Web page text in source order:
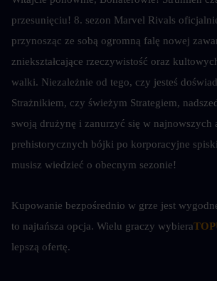
przesunięciu! 8. sezon Marvel Rivals
przynosząc ze sobą ogromną falę nowej
zniekształcające rzeczywistość oraz
walki. Niezależnie od tego, czy jesteś
Strażnikiem, czy świeżym Strategiem,
swoją drużynę i zanurzyć się w najnowszych
prehistorycznych bójki po korporacyjne
musisz wiedzieć o obecnym sezonie!
Kupowanie bezpośrednio w grze jest
to najtańsza opcja. Wielu graczy wybiera
lepszą ofertę.